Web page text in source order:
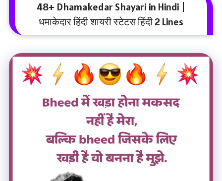
48+ Dhamakedar Shayari in Hindi |
धमाकेदार हिंदी शायरी स्टेटस हिंदी 2 Lines